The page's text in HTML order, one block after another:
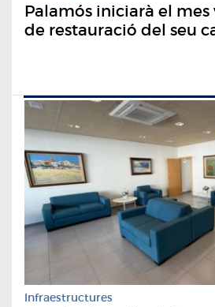
Palamós iniciarà el
de restauració del seu
Infraestructures